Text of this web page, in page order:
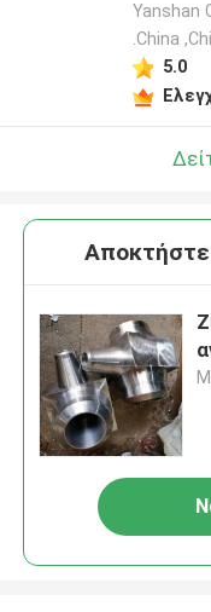
Yanshan
.China
5.0
Αποκτήστε